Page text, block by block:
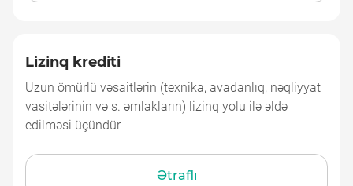
Lizinq krediti
Lizinq krediti
Uzun ömürlü vəsaitlərin (texnika, avadanlıq, nəqliyyat
vasitələrinin və s. əmlakların) lizinq yolu ilə əldə
edilməsi üçündür
Ətraflı